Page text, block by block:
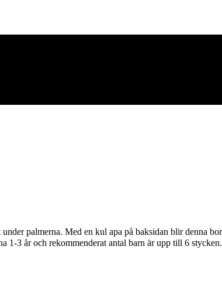
palmerna. Med en kul apa på baksidan blir denna
1-3 år och rekommenderat antal barn är upp till 6 stycken.